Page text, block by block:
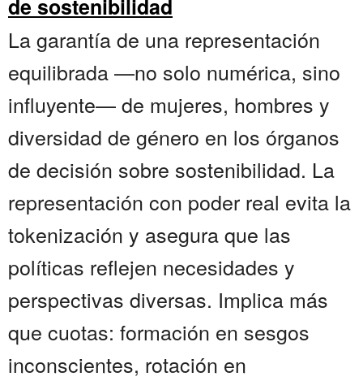
de sostenibilidad
La garantía de una representación
equilibrada —no solo numérica, sino
influyente— de mujeres, hombres y
diversidad de género en los órganos
de decisión sobre sostenibilidad. La
representación con poder real evita la
tokenización y asegura que las
políticas reflejen necesidades y
perspectivas diversas. Implica más
que cuotas: formación en sesgos
inconscientes, rotación en